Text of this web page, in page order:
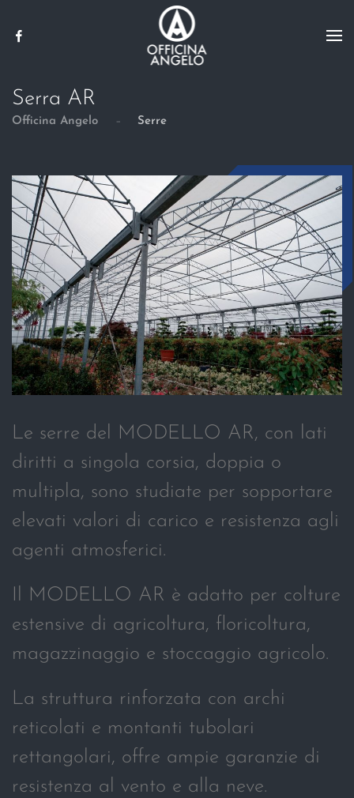
Skip to main content
Serra AR
Officina Angelo Serre
Le serre del MODELLO AR, con lati
diritti a singola corsia, doppia o
multipla, sono studiate per sopportare
elevati valori di carico e resistenza agli
agenti atmosferici.
Il MODELLO AR è adatto per colture
estensive di agricoltura, floricoltura,
magazzinaggio e stoccaggio agricolo.
La struttura rinforzata con archi
reticolati e montanti tubolari
rettangolari, offre ampie garanzie di
resistenza al vento e alla neve.